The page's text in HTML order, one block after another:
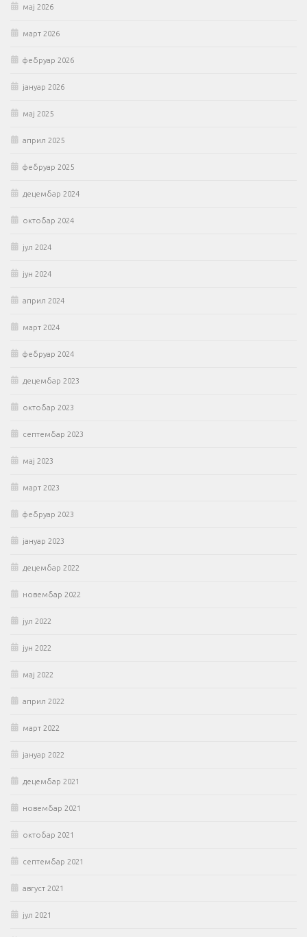
мај 2026
март 2026
фебруар 2026
јануар 2026
мај 2025
април 2025
фебруар 2025
децембар 2024
октобар 2024
јул 2024
јун 2024
април 2024
март 2024
фебруар 2024
децембар 2023
октобар 2023
септембар 2023
мај 2023
март 2023
фебруар 2023
јануар 2023
децембар 2022
новембар 2022
јул 2022
јун 2022
мај 2022
април 2022
март 2022
јануар 2022
децембар 2021
новембар 2021
октобар 2021
септембар 2021
август 2021
јул 2021